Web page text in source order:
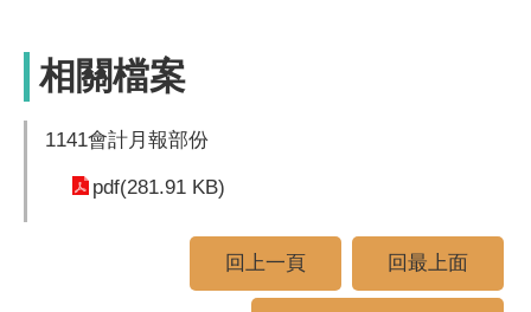
相關檔案
1141會計月報部份
pdf(281.91 KB)
回上一頁 回最上面